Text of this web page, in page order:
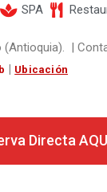
SPA
(Antioquia). |
| Ubicación
Directa